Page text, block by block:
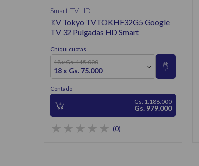
Smart TV HD
TV Tokyo TVTOKHF32G5 Google
TV 32 Pulgadas HD Smart
Chiqui cuotas
18 x Gs. 115.000
18 x Gs. 75.000
Contado
Gs. 1.188.000
Gs. 979.000
(0)